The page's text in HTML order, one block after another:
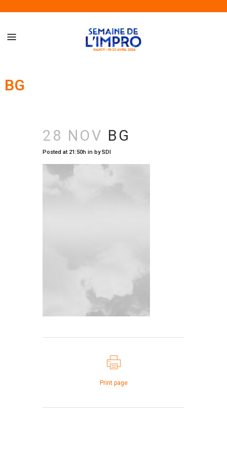
BG
28 NOV BG
Posted at 21:50h in bySDI
Print page